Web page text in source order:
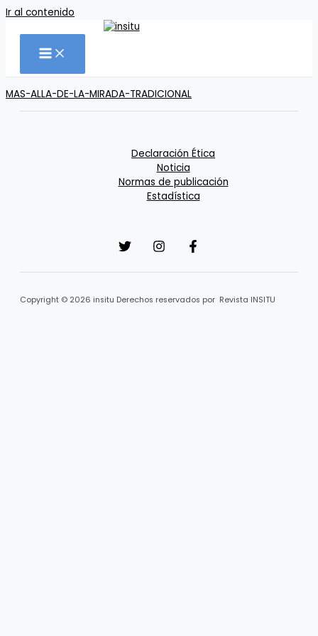
Ir al contenido
MAS-ALLA-DE-LA-MIRADA-TRADICIONAL
Declaración Ética
Noticia
Normas de publicación
Estadística
Copyright © 2026 insitu Derechos reservados por Revista INSITU